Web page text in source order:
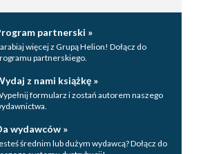
partnerski »
więcej z Grupą Helion! Dołącz do
partnerskiego.
z nami książkę »
formularz i zostań autorem naszego
wydawców »
średnim lub dużym wydawcą? Dołącz do